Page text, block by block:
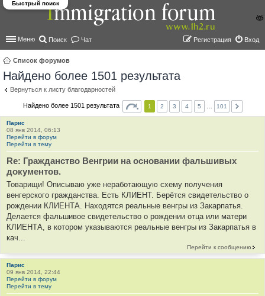
Меню Поиск Чат Вход
Регистрация
Список форумов
Быстрый поиск
Найдено более 1501 результата
Вернуться к листу благодарностей
Найдено более 1501 результата 1 2 3 4 5 101
Парис
08 янв 2014, 06:13
Перейти в форум
Перейти в тему
Re: Гражданство Венгрии на основании фальшивых
документов.
Товарищи! Описываю уже неработающую схему получения
венгерского гражданства. Есть КЛИЕНТ. Берётся свидетельство о
рождении КЛИЕНТА. Находятся реальные венгры из Закарпатья.
Делается фальшивое свидетельство о рождении отца или матери
КЛИЕНТА, в котором указываются реальные венгры из Закарпатья в
кач...
Перейти к сообщению
Парис
09 янв 2014, 22:44
Перейти в форум
Перейти в тему